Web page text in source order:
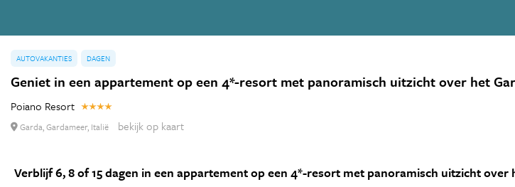
AUTOVAKANTIES DAGEN
Geniet in een appartement op een 4*-resort met panoramisch uitzicht over het
Poiano Resort
Garda, Gardameer, Italië bekijk op kaart
Verblijf 6, 8 of 15 dagen in een appartement op een 4*-resort met panoramisch uitzicht over